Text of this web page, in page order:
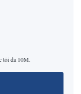
tối đa 10M.